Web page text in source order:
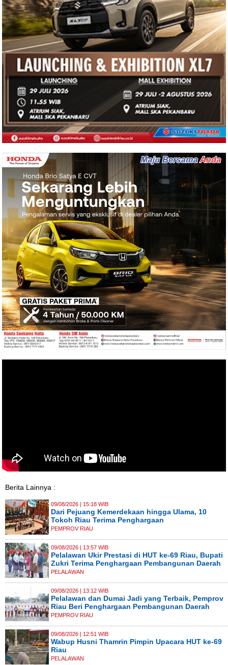
Berita Lainnya :
09/08/2026 | 15:18 WIB
Dari Pejuang Kemerdekaan hingga Ulama, 10
Tokoh Riau Terima Penghargaan
PEMPROV RIAU
09/08/2026 | 13:57 WIB
Pelalawan Ukir Prestasi di HUT ke-69 Riau, Bupati
Zukri Terima Penghargaan Pembangunan Daerah
PELALAWAN
09/08/2026 | 13:12 WIB
Pelalawan dan Dumai Jadi yang Terbaik, Pemprov
Riau Beri Penghargaan Pembangunan Daerah
PEMPROV RIAU
09/08/2026 | 12:51 WIB
Wabup Husni Thamrin Pimpin Upacara HUT ke-69
Riau
PELALAWAN